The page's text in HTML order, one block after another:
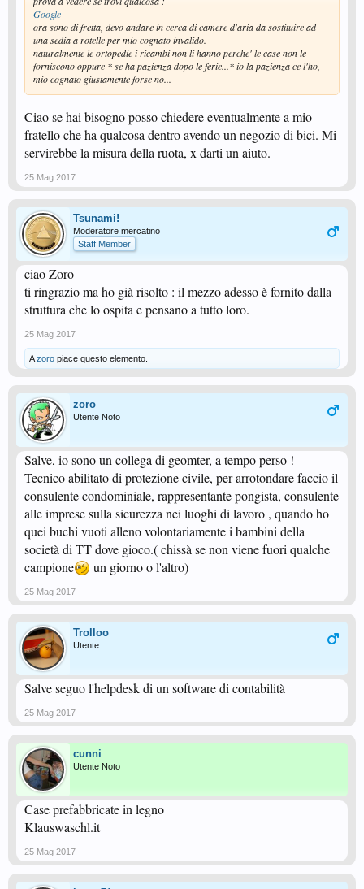
Google
ora sono di fretta, devo andare in cerca di camere d'aria da sostituire ad
una sedia a rotelle per mio cognato invalido.
naturalmente le ortopedie i ricambi non li hanno perche' le case non le
forniscono oppure * se ha pazienza dopo le ferie...* io la pazienza ce l'ho,
mio cognato giustamente forse no...
Ciao se hai bisogno posso chiedere eventualmente a mio
fratello che ha qualcosa dentro avendo un negozio di bici. Mi
servirebbe la misura della ruota, x darti un aiuto.
25 Mag 2017
Tsunami!
Moderatore mercatino
Staff Member
ciao Zoro
ti ringrazio ma ho già risolto : il mezzo adesso è fornito dalla
struttura che lo ospita e pensano a tutto loro.
25 Mag 2017
Azoro piace questo elemento.
zoro
Utente Noto
Salve, io sono un collega di geomter, a tempo perso !
Tecnico abilitato di protezione civile, per arrotondare faccio il
consulente condominiale, rappresentante pongista, consulente
alle imprese sulla sicurezza nei luoghi di lavoro , quando ho
quei buchi vuoti alleno volontariamente i bambini della
società di TT dove gioco.( chissà se non viene fuori qualche
campione
un giorno o l'altro)
25 Mag 2017
Trolloo
Utente
Salve seguo l'helpdesk di un software di contabilità
25 Mag 2017
cunni
Utente Noto
Case prefabbricate in legno
Klauswaschl.it
25 Mag 2017